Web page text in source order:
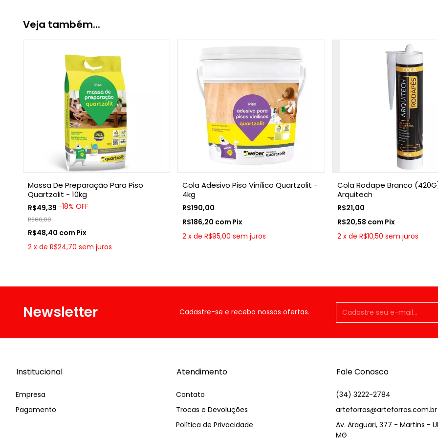
Veja também...
Massa De Preparação Para Piso
Quartzolit - 10kg
R$49,39 -18% OFF
R$60,00
R$48,40 com Pix
2 x de R$24,70 sem juros
Cola Adesivo Piso Vinílico Quartzolit -
4kg
R$190,00
R$186,20 com Pix
2 xdeR$95,00 sem juros
Cola Rodape Branco
Arquitech
R$21,00
R$20,58 com Pix
2 x de R$10,50 sem juros
Newsletter Cadastre-se e receba nossas ofertas.
Institucional
Empresa
Pagamento
Atendimento
Contato
Trocas e Devoluções
Política de Privacidade
Fale Conosco
(34) 3222-2784
arteforros@arteforros.com.br
Av. Araguari, 377 - Martins -
MG